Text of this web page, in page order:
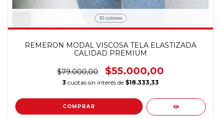
10 colores
REMERON MODAL VISCOSA TELA ELASTIZADA
CALIDAD PREMIUM
$79.000,00 $55.000,00
3 cuotas sin interés de $18.333,33
COMPRAR